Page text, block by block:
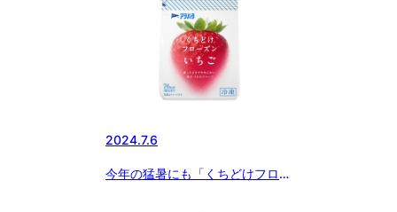
2024.7.6
今年の猛暑にも「くちどけフロー